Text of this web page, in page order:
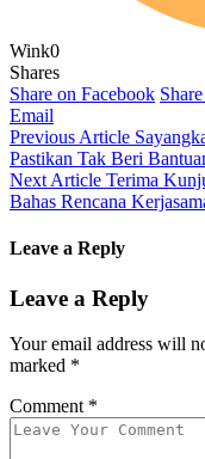
Wink0
Shares
Share on Facebook
Email
Previous Article
Pastikan Tak Beri
Next Article Terima
Bahas Rencana
Leave a Reply
Leave a Reply
Your email address will
marked *
Comment *